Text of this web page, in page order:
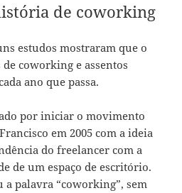
de coworking
estudos mostraram que o
coworking e assentos
ano que passa.
por iniciar o movimento
em 2005 com a ideia
do freelancer com a
de um espaço de escritório.
a palavra “coworking”, sem